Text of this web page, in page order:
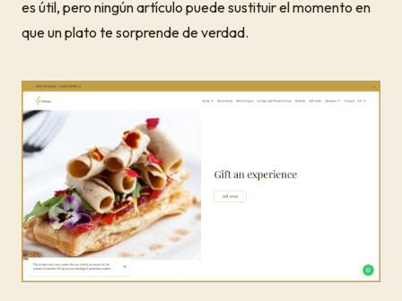
es útil, pero ningún artículo puede sustituir el momento en
que un plato te sorprende de verdad.